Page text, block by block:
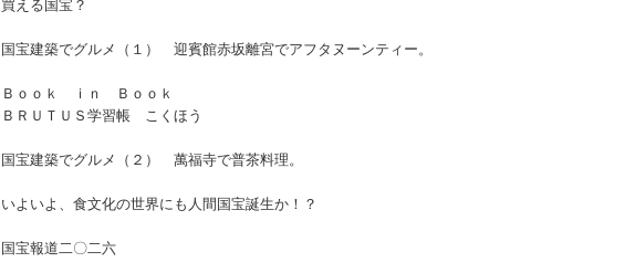
買える国宝？
国宝建築でグルメ（１） 迎賓館赤坂離宮でアフタヌーンティー。
Ｂｏｏｋ ｉｎ Ｂｏｏｋ
ＢＲＵＴＵＳ学習帳 こくほう
国宝建築でグルメ（２） 萬福寺で普茶料理。
いよいよ、食文化の世界にも人間国宝誕生か！？
国宝報道二〇二六